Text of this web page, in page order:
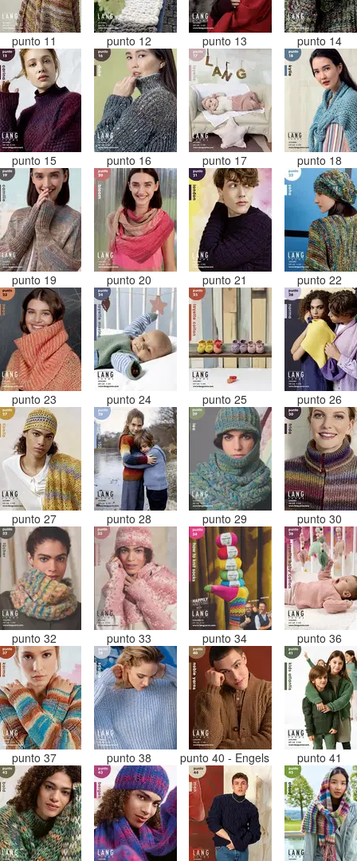
punto 11 punto 12 punto 13 punto 14
punto 15 punto 16 punto 17 punto 18
punto 19 punto 20 punto 21 punto 22
punto 23 punto 24 punto 25 punto 26
punto 27 punto 28 punto 29 punto 30
punto 32 punto 33 punto 34 punto 36
punto 37 punto 38 punto 40 - Engels punto 41